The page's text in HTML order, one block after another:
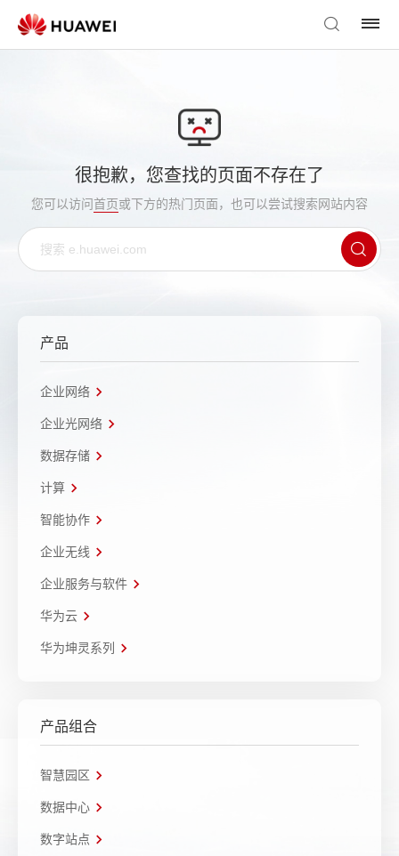
很抱歉，您查找的页面不存在了
您可以访问首页或下方的热门页面，也可以尝试搜索网站内容
产品
企业网络
企业光网络
数据存储
计算
智能协作
企业无线
企业服务与软件
华为云
华为坤灵系列
产品组合
智慧园区
数据中心
数字站点